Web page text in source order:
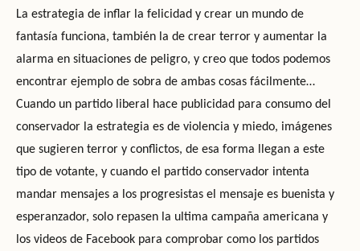
La estrategia de inflar la felicidad y crear un mundo de
fantasía funciona, también la de crear terror y aumentar la
alarma en situaciones de peligro, y creo que todos podemos
encontrar ejemplo de sobra de ambas cosas fácilmente…
Cuando un partido liberal hace publicidad para consumo del
conservador la estrategia es de violencia y miedo, imágenes
que sugieren terror y conflictos, de esa forma llegan a este
tipo de votante, y cuando el partido conservador intenta
mandar mensajes a los progresistas el mensaje es buenista y
esperanzador, solo repasen la ultima campaña americana y
los videos de Facebook para comprobar como los partidos